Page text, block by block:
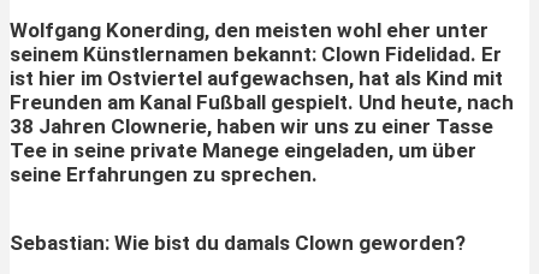
Wolfgang Konerding, den meisten wohl eher unter
seinem Künstlernamen bekannt: Clown Fidelidad. Er
ist hier im Ostviertel aufgewachsen, hat als Kind mit
Freunden am Kanal Fußball gespielt. Und heute, nach
38 Jahren Clownerie, haben wir uns zu einer Tasse
Tee in seine private Manege eingeladen, um über
seine Erfahrungen zu sprechen.
Sebastian: Wie bist du damals Clown geworden?